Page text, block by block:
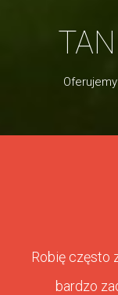
Robię często
bardzo